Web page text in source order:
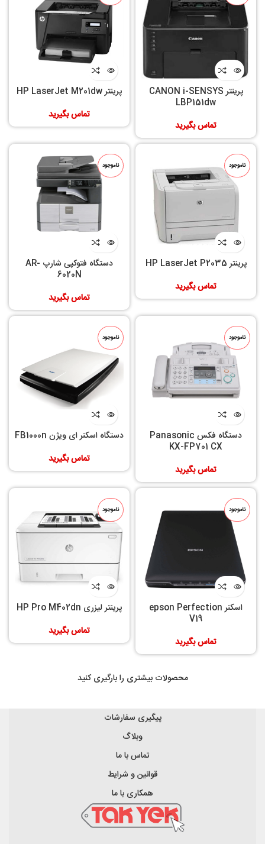
پرینتر CANON i-SENSYS
LBP151dw
تماس بگیرید
پرینتر HP LaserJet M201dw
تماس بگیرید
ناموجود
پرینتر HP LaserJet P2035
تماس بگیرید
ناموجود
دستگاه فتوکپی شارپ AR-
6020N
تماس بگیرید
ناموجود
دستگاه فکس Panasonic
KX-FP701 CX
تماس بگیرید
ناموجود
دستگاه اسکنر ای ويژن FB1000n
تماس بگیرید
ناموجود
اسکنر epson Perfection
V19
تماس بگیرید
ناموجود
پرینتر لیزری HP Pro M402dn
تماس بگیرید
محصولات بیشتری را بارگیری کنید
پیگیری سفارشات
وبلاگ
تماس با ما
قوانین و شرایط
همکاری با ما